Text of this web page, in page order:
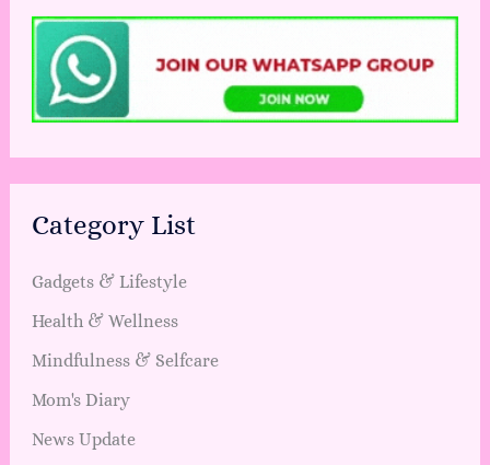
Category List
Gadgets & Lifestyle
Health & Wellness
Mindfulness & Selfcare
Mom's Diary
News Update